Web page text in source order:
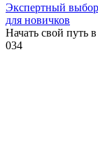
Экспертный
для новичков
Начать свой путь
034